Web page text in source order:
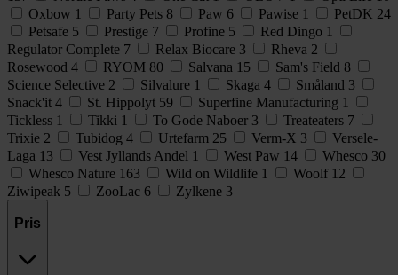
Oxbow 1 Party Pets 8 Paw 6 Pawise 1 PetDK 24
Petsafe 5 Prestige 7 Profine 5 Red Dingo 1
Regulator Complete 7 Relax Biocare 3 Rheva 2
Rosewood 4 RYOM 80 Salvana 15 Sam's Field 8
Science Selective 2 Silvalure 1 Skaga 4 Småland 3
Snack'it 4 St. Hippolyt 59 Superfine Manufacturing 1
Tickless 1 Tikki 1 To Gode Naboer 3 Treateaters 7
Trixie 2 Tubidog 4 Urtefarm 25 Verm-X 3
Versele-
Laga 13 Vest Jyllands Andel 1 West Paw 14 Whesco 30
Whesco Nature 163 Wild on Wildlife 1 Woolf 12
Ziwipeak 5 ZooLac 6 Zylkene 3
Pris